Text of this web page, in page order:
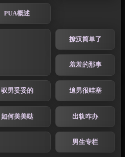
PUA概述
撩汉简单了
羞羞的那事
驭男妥妥的 追男很哇塞
如何美美哒 出轨咋办
男生专栏